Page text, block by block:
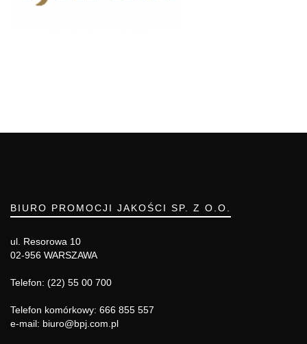
BIURO PROMOCJI JAKOŚCI SP. Z O.O.
ul. Resorowa 10
02-956 WARSZAWA
Telefon: (22) 55 00 700
Telefon komórkowy: 666 855 557
e-mail: biuro@bpj.com.pl